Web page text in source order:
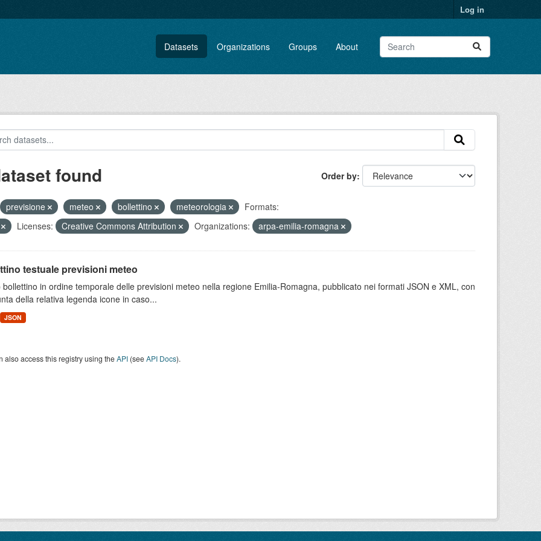
Log in
Datasets Organizations Groups About
Order by
found
previsione meteo bollettino meteorologia
Formats:
Licenses: Creative Commons Attribution Organizations: arpa-emilia-romagna
testuale previsioni meteo
bollettino in ordine temporale delle previsioni meteo nella regione Emilia-Romagna, pubblicato nei formati JSON e XML, con
della relativa legenda icone in caso...
JSON
also access this registry using theAPI(seeAPI Docs).